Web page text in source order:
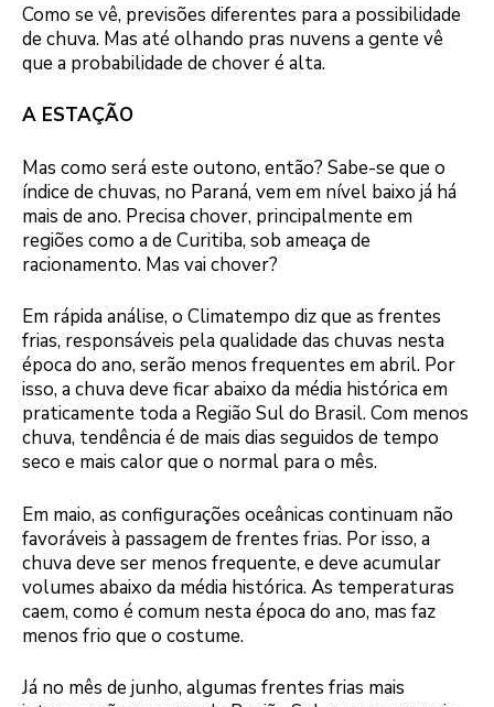
Como se vê, previsões diferentes para a possibilidade
de chuva. Mas até olhando pras nuvens a gente vê
que a probabilidade de chover é alta.
A ESTAÇÃO
Mas como será este outono, então? Sabe-se que o
índice de chuvas, no Paraná, vem em nível baixo já há
mais de ano. Precisa chover, principalmente em
regiões como a de Curitiba, sob ameaça de
racionamento. Mas vai chover?
Em rápida análise, o Climatempo diz que as frentes
frias, responsáveis pela qualidade das chuvas nesta
época do ano, serão menos frequentes em abril. Por
isso, a chuva deve ficar abaixo da média histórica em
praticamente toda a Região Sul do Brasil. Com menos
chuva, tendência é de mais dias seguidos de tempo
seco e mais calor que o normal para o mês.
Em maio, as configurações oceânicas continuam não
favoráveis à passagem de frentes frias. Por isso, a
chuva deve ser menos frequente, e deve acumular
volumes abaixo da média histórica. As temperaturas
caem, como é comum nesta época do ano, mas faz
menos frio que o costume.
Já no mês de junho, algumas frentes frias mais